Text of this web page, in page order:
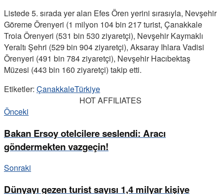
Listede 5. sırada yer alan Efes Ören yerini sırasıyla, Nevşehir
Göreme Örenyeri (1 milyon 104 bin 217 turist, Çanakkale
Troia Örenyeri (531 bin 530 ziyaretçi), Nevşehir Kaymaklı
Yeraltı Şehri (529 bin 904 ziyaretçi), Aksaray Ihlara Vadisi
Örenyeri (491 bin 784 ziyaretçi), Nevşehir Hacıbektaş
Müzesi (443 bin 160 ziyaretçi) takip etti.
Etiketler: ÇanakkaleTürkiye
HOT AFFILIATES
Önceki
Bakan Ersoy otelcilere seslendi: Aracı
göndermekten vazgeçin!
Sonraki
Dünyayı gezen turist sayısı 1,4 milyar kişiye